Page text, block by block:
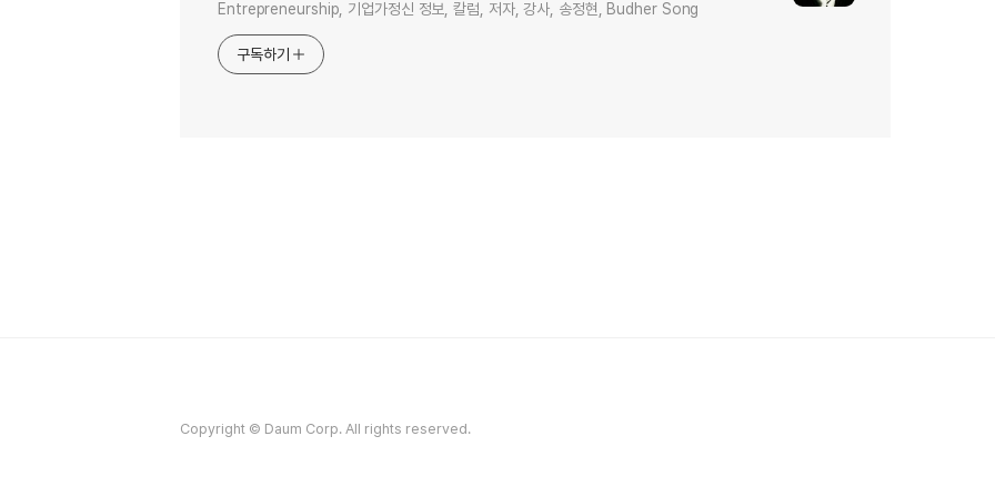
Entrepreneurship, 기업가정신 정보, 칼럼, 저자, 강사, 송정현, Budher Song
구독하기
Copyright © Daum Corp. All rights reserved.